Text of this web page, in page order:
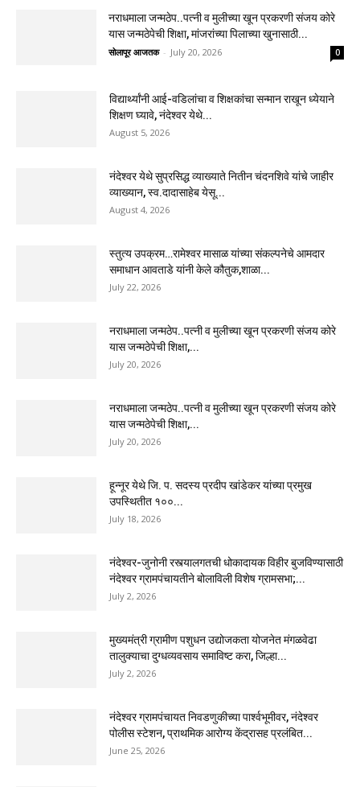
नराधमाला जन्मठेप..पत्नी व मुलीच्या खून प्रकरणी संजय कोरे
यास जन्मठेपेची शिक्षा, मांजरांच्या पिलाच्या खुनासाठी...
सोलापूर आजतक - July 20, 2026 0
विद्यार्थ्यांनी आई-वडिलांचा व शिक्षकांचा सन्मान राखून ध्येयाने
शिक्षण घ्यावे, नंदेश्वर येथे...
August 5, 2026
नंदेश्वर येथे सुप्रसिद्ध व्याख्याते नितीन चंदनशिवे यांचे जाहीर
व्याख्यान, स्व.दादासाहेब येसू...
August 4, 2026
स्तुत्य उपक्रम…रामेश्वर मासाळ यांच्या संकल्पनेचे आमदार
समाधान आवताडे यांनी केले कौतुक,शाळा...
July 22, 2026
नराधमाला जन्मठेप..पत्नी व मुलीच्या खून प्रकरणी संजय कोरे
यास जन्मठेपेची शिक्षा,...
July 20, 2026
नराधमाला जन्मठेप..पत्नी व मुलीच्या खून प्रकरणी संजय कोरे
यास जन्मठेपेची शिक्षा,...
July 20, 2026
हून्नूर येथे जि. प. सदस्य प्रदीप खांडेकर यांच्या प्रमुख
उपस्थितीत १००...
July 18, 2026
नंदेश्वर-जुनोनी रस्त्यालगतची धोकादायक विहीर बुजविण्यासाठी
नंदेश्वर ग्रामपंचायतीने बोलाविली विशेष ग्रामसभा;...
July 2, 2026
मुख्यमंत्री ग्रामीण पशुधन उद्योजकता योजनेत मंगळवेढा
तालुक्याचा दुग्धव्यवसाय समाविष्ट करा, जिल्हा...
July 2, 2026
नंदेश्वर ग्रामपंचायत निवडणुकीच्या पार्श्वभूमीवर, नंदेश्वर
पोलीस स्टेशन, प्राथमिक आरोग्य केंद्रासह प्रलंबित...
June 25, 2026